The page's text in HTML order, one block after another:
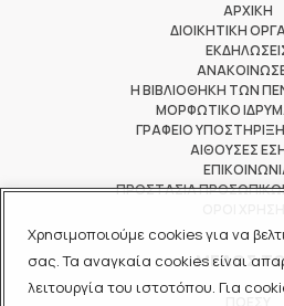
Χρησιμοποιούμε cookies για να
σας. Τα αναγκαία cookies είναι
λειτουργία του ιστοτόπου. Για
ΑΡΧΙΚΗ
ΔΙΟΙΚΗΤΙΚΗ
Η ΒΙΒΛΙΟΘΗΚΗ ΤΩΝ
ΜΟΡΦΩΤΙΚΟ
ΓΡΑΦΕΙΟ
ΑΙΘΟΥΣΕΣ
ΠΡΟΣΤΑΣΙΑ
ΜΕΛΟΣ